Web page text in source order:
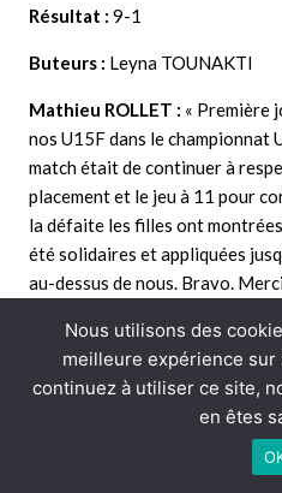
Résultat : 9-1
Buteurs : Leyna TOUNAKTI
Mathieu ROLLET : « Première
nos U15F dans le championnat
match était de continuer à
placement et le jeu à 11 pour
la défaite les filles ont
été solidaires et appliquées
au-dessus de nous. Bravo.
Le groupe :Yaël LACROIX /
MANIN / Léa PICARD / Leyna
CHRISTEL / Naïya JACOB /
/ Emma POTHIER / Jade
Nous utilisons des
meilleure expérience
continuez à utiliser ce site,
en êtes